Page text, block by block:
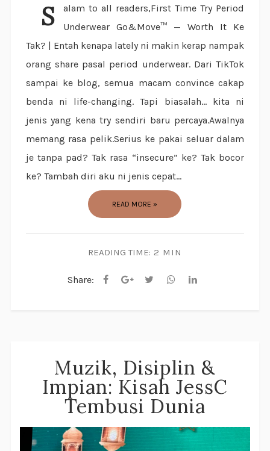
Salam to all readers,First Time Try Period
Underwear Go&Move™ — Worth It Ke
Tak? | Entah kenapa lately ni makin kerap nampak
orang share pasal period underwear. Dari TikTok
sampai ke blog, semua macam convince cakap
benda ni life-changing. Tapi biasalah… kita ni
jenis yang kena try sendiri baru percaya.Awalnya
memang rasa pelik.Serius ke pakai seluar dalam
je tanpa pad? Tak rasa “insecure” ke? Tak bocor
ke? Tambah diri aku ni jenis cepat...
READ MORE »
READING TIME: 2 MIN
Share:
Muzik, Disiplin &
Impian: Kisah JessC
Tembusi Dunia